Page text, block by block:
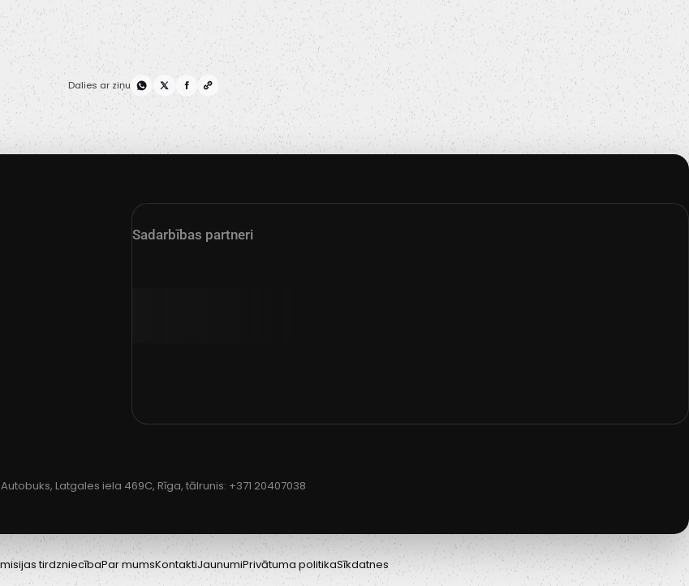
Dalies ar ziņu
Sadarbības partneri
Autobuks, Latgales iela 469C, Rīga, tālrunis: +371 20407038
tirdzniecībaPar mumsKontaktiJaunumiPrivātuma politikaSīkdatnes